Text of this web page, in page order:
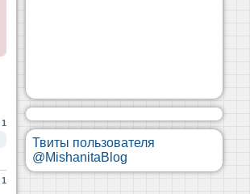
1
1
Твиты пользователя
@MishanitaBlog